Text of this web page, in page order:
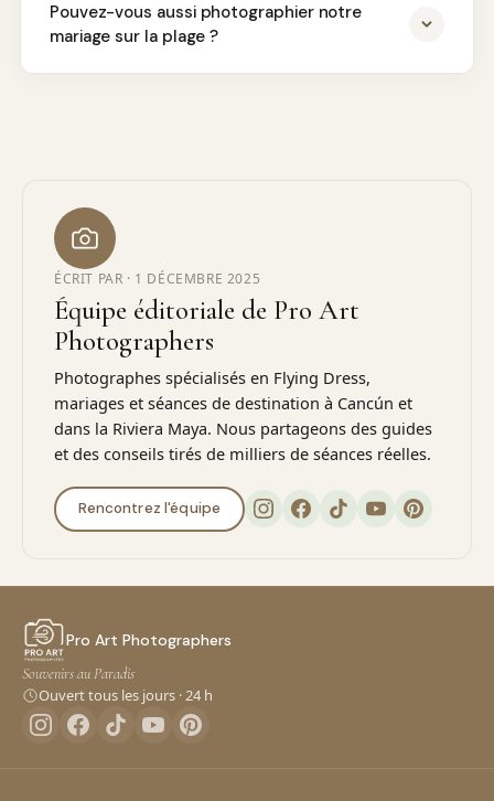
Pouvez-vous aussi photographier notre
mariage sur la plage ?
ÉCRIT PAR · 1 DÉCEMBRE 2025
Équipe éditoriale de Pro Art
Photographers
Photographes spécialisés en Flying Dress,
mariages et séances de destination à Cancún et
dans la Riviera Maya. Nous partageons des guides
et des conseils tirés de milliers de séances réelles.
Rencontrez l'équipe
Pro Art Photographers
Souvenirs au Paradis
Ouvert tous les jours · 24 h